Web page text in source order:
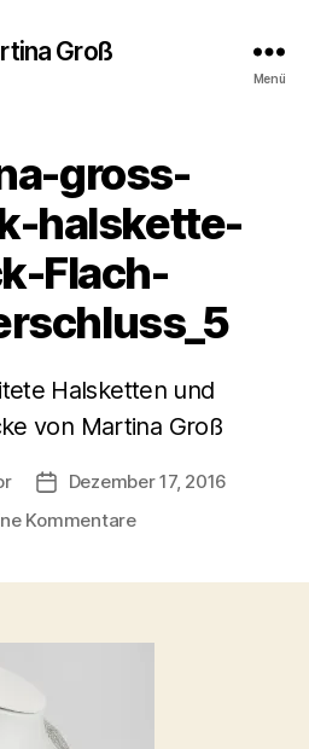
Groß
Menü
gross-
halskette-
Flach-
Halsketten und
von Martina Groß
Beitragsdatum
Dezember 17, 2016
Kommentarezu